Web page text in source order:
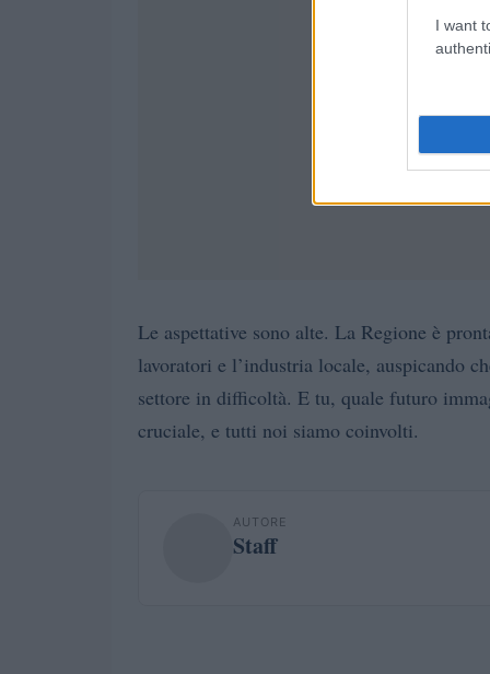
I want
Le aspettative sono alte. La Regione è
lavoratori e l’industria locale, auspicando
settore in difficoltà. E tu, quale futuro
cruciale, e tutti noi siamo coinvolti.
AUTORE
Staff